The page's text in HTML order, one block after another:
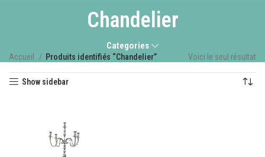
Chandelier
Categories
Accueil Produits identifiés “Chandelier” Voici le seul résultat
Show sidebar